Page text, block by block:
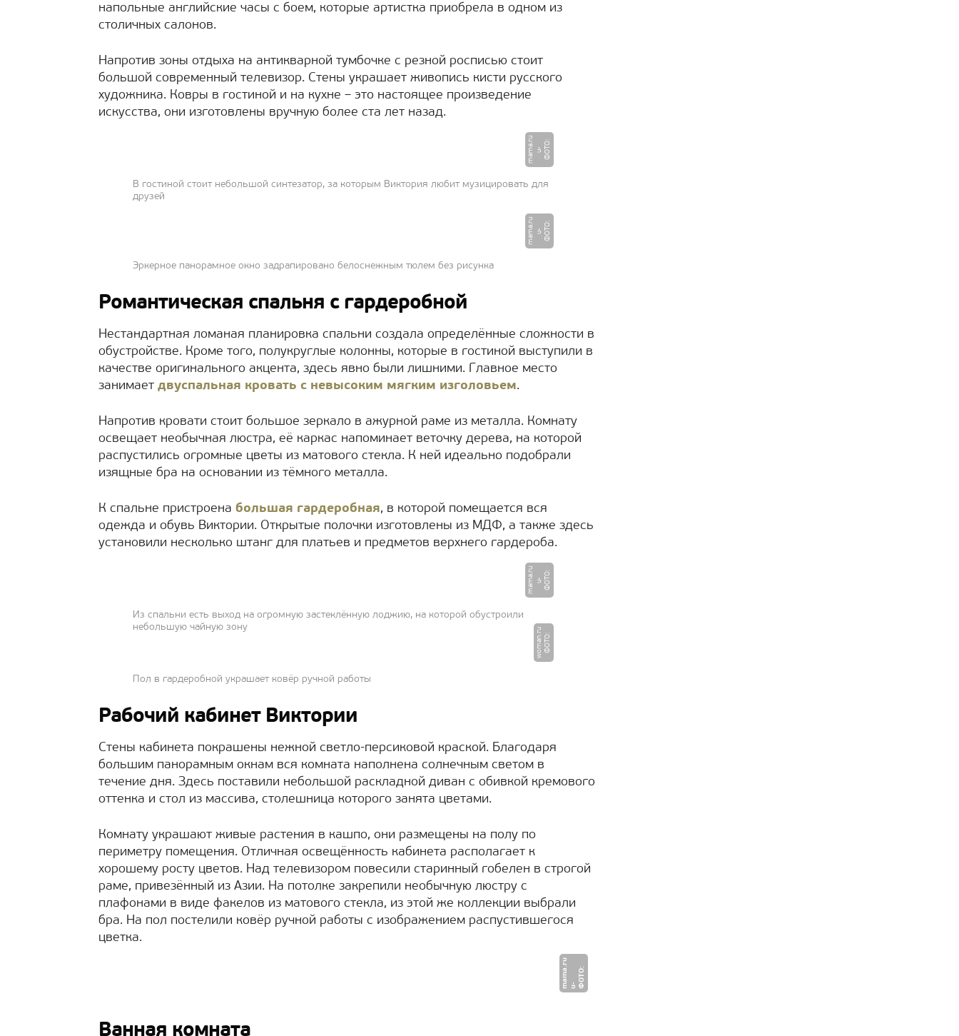
напольные английские часы с боем, которые артистка приобрела в одном из
столичных салонов.
Напротив зоны отдыха на антикварной тумбочке с резной росписью стоит
большой современный телевизор. Стены украшает живопись кисти русского
художника. Ковры в гостиной и на кухне – это настоящее произведение
искусства, они изготовлены вручную более ста лет назад.
Ф
О
Т О
:
u
- m
a
m a.
r
u
В гостиной стоит небольшой синтезатор, за которым Виктория любит музицировать для
друзей
Ф
О
Т О
:
u
- m
a
m a.
r
u
Эркерное панорамное окно задрапировано белоснежным тюлем без рисунка
Романтическая спальня с гардеробной
Нестандартная ломаная планировка спальни создала определённые сложности в
обустройстве. Кроме того, полукруглые колонны, которые в гостиной выступили в
качестве оригинального акцента, здесь явно были лишними. Главное место
занимает двуспальная кровать с невысоким мягким изголовьем.
Напротив кровати стоит большое зеркало в ажурной раме из металла. Комнату
освещает необычная люстра, её каркас напоминает веточку дерева, на которой
распустились огромные цветы из матового стекла. К ней идеально подобрали
изящные бра на основании из тёмного металла.
К спальне пристроена большая гардеробная, в которой помещается вся
одежда и обувь Виктории. Открытые полочки изготовлены из МДФ, а также здесь
установили несколько штанг для платьев и предметов верхнего гардероба.
Ф
О
Т О
:
u
- m
a
m a.
r
u
Из спальни есть выход на огромную застеклённую лоджию, на которой обустроили
небольшую чайную зону
Ф
О
Т
О
:
w
o
m
a
n.
r
u
Пол в гардеробной украшает ковёр ручной работы
Рабочий кабинет Виктории
Стены кабинета покрашены нежной светло-персиковой краской. Благодаря
большим панорамным окнам вся комната наполнена солнечным светом в
течение дня. Здесь поставили небольшой раскладной диван с обивкой кремового
оттенка и стол из массива, столешница которого занята цветами.
Комнату украшают живые растения в кашпо, они размещены на полу по
периметру помещения. Отличная освещённость кабинета располагает к
хорошему росту цветов. Над телевизором повесили старинный гобелен в строгой
раме, привезённый из Азии. На потолке закрепили необычную люстру с
плафонами в виде факелов из матового стекла, из этой же коллекции выбрали
бра. На пол постелили ковёр ручной работы с изображением распустившегося
цветка.
Ф О
Т
О
:
u
-m a
m
a
.
r
u
Ванная комната